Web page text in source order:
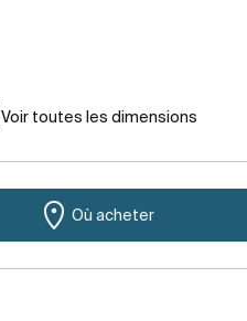
Voir toutes les dimensions
Où acheter